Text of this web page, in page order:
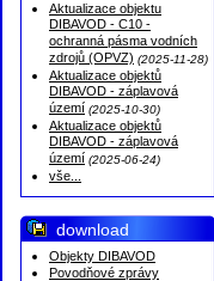
Aktualizace objektu
DIBAVOD - C10 -
ochranná pásma vodních
zdrojů (OPVZ) (2025-11-28)
Aktualizace objektů
DIBAVOD - záplavová
území (2025-10-30)
Aktualizace objektů
DIBAVOD - záplavová
území (2025-06-24)
vše...
download
Objekty DIBAVOD
Povodňové zprávy